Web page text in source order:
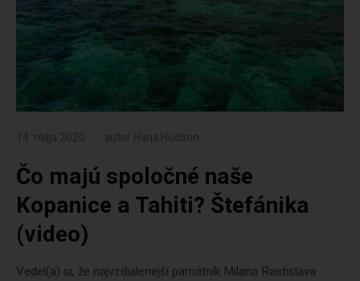
14. mája 2020 autor Hana Hudson
Čo majú spoločné naše
Kopanice a Tahiti? Štefánika
(video)
Vedel(a) si, že najvzdialenejší pamätník Milana Rastislava